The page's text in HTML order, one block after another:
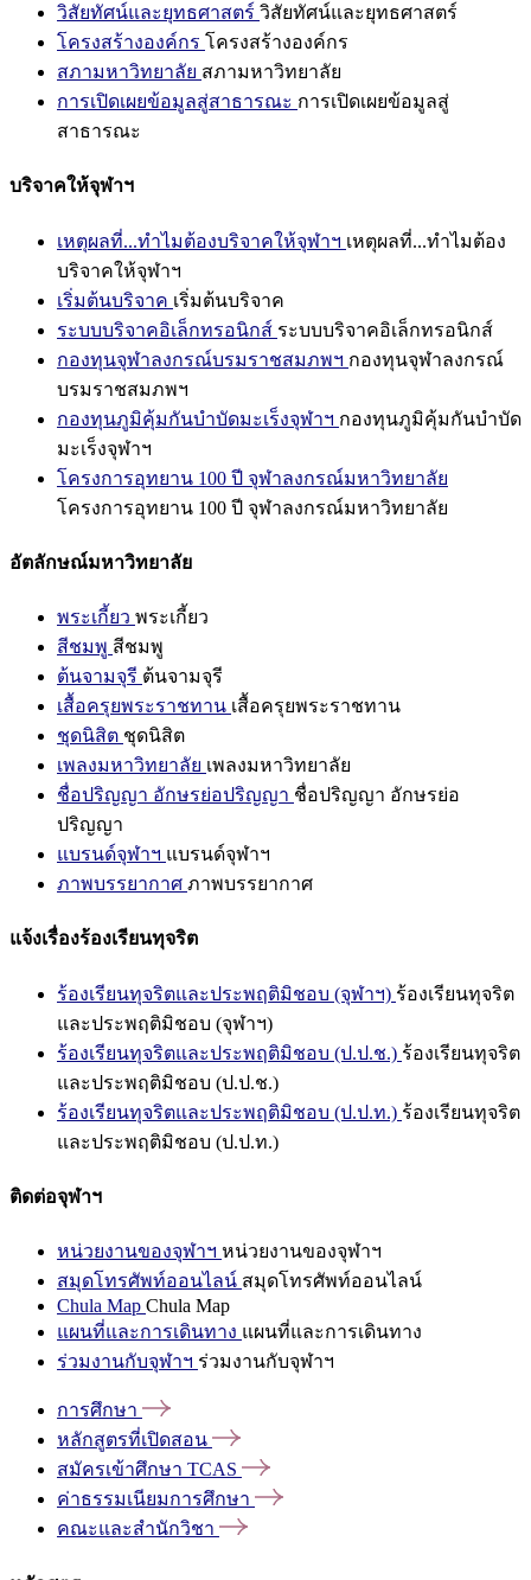
วิสัยทัศน์และยุทธศาสตร์ วิสัยทัศน์และยุทธศาสตร์
โครงสร้างองค์กร โครงสร้างองค์กร
สภามหาวิทยาลัย สภามหาวิทยาลัย
การเปิดเผยข้อมูลสู่สาธารณะ การเปิดเผยข้อมูลสู่
สาธารณะ
บริจาคให้จุฬาฯ
เหตุผลที่...ทำไมต้องบริจาคให้จุฬาฯ เหตุผลที่...ทำไมต้อง
บริจาคให้จุฬาฯ
เริ่มต้นบริจาค เริ่มต้นบริจาค
ระบบบริจาคอิเล็กทรอนิกส์ ระบบบริจาคอิเล็กทรอนิกส์
กองทุนจุฬาลงกรณ์บรมราชสมภพฯ กองทุนจุฬาลงกรณ์
บรมราชสมภพฯ
กองทุนภูมิคุ้มกันบำบัดมะเร็งจุฬาฯ กองทุนภูมิคุ้มกันบำบัด
มะเร็งจุฬาฯ
โครงการอุทยาน 100 ปี จุฬาลงกรณ์มหาวิทยาลัย
โครงการอุทยาน 100 ปี จุฬาลงกรณ์มหาวิทยาลัย
อัตลักษณ์มหาวิทยาลัย
พระเกี้ยว พระเกี้ยว
สีชมพู สีชมพู
ต้นจามจุรี ต้นจามจุรี
เสื้อครุยพระราชทาน เสื้อครุยพระราชทาน
ชุดนิสิต ชุดนิสิต
เพลงมหาวิทยาลัย เพลงมหาวิทยาลัย
ชื่อปริญญา อักษรย่อปริญญา ชื่อปริญญา อักษรย่อ
ปริญญา
แบรนด์จุฬาฯ แบรนด์จุฬาฯ
ภาพบรรยากาศ ภาพบรรยากาศ
แจ้งเรื่องร้องเรียนทุจริต
ร้องเรียนทุจริตและประพฤติมิชอบ (จุฬาฯ) ร้องเรียนทุจริต
และประพฤติมิชอบ (จุฬาฯ)
ร้องเรียนทุจริตและประพฤติมิชอบ (ป.ป.ช.) ร้องเรียนทุจริต
และประพฤติมิชอบ (ป.ป.ช.)
ร้องเรียนทุจริตและประพฤติมิชอบ (ป.ป.ท.) ร้องเรียนทุจริต
และประพฤติมิชอบ (ป.ป.ท.)
ติดต่อจุฬาฯ
หน่วยงานของจุฬาฯ หน่วยงานของจุฬาฯ
สมุดโทรศัพท์ออนไลน์ สมุดโทรศัพท์ออนไลน์
Chula Map Chula Map
แผนที่และการเดินทาง แผนที่และการเดินทาง
ร่วมงานกับจุฬาฯ ร่วมงานกับจุฬาฯ
การศึกษา
หลักสูตรที่เปิดสอน
สมัครเข้าศึกษา TCAS
ค่าธรรมเนียมการศึกษา
คณะและสำนักวิชา